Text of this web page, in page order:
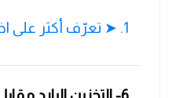
1. ➤ تعرّف أكثر على اختيار محفظة البيتكوين.